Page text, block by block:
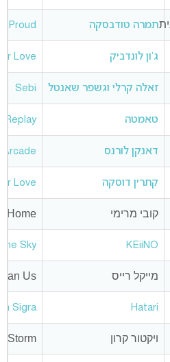
תמרה טודבסקה Proud
ג'ון לונדביק Love
זאלה קרלי וגשפר שאנטל Sebi
טאמטה Replay
דאנקן לורנס Arcade
קתרין דוסקה Love
קובי מרימי Home
KEiiNO
Sky
מייקל רייס Us
Hatari
Sigra
ויקטור קרון Storm